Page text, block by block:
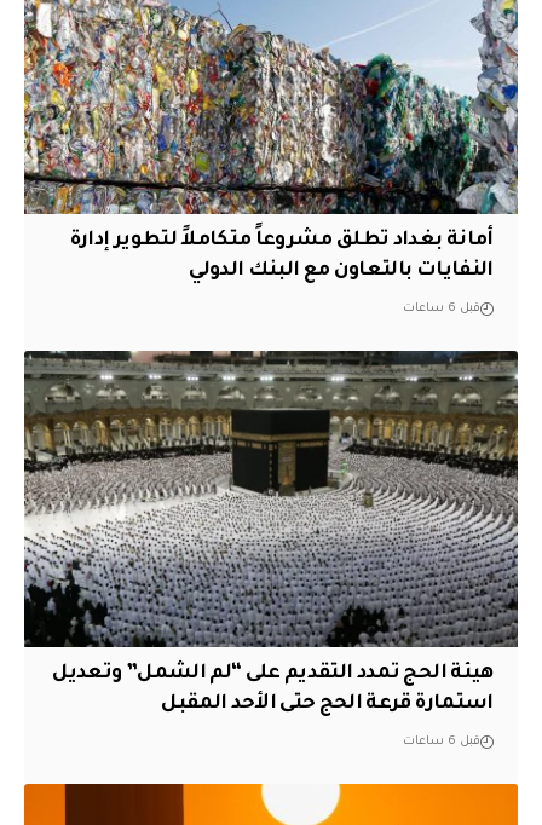
أمانة بغداد تطلق مشروعاً متكاملاً لتطوير إدارة
النفايات بالتعاون مع البنك الدولي
قبل 6 ساعات
هيئة الحج تمدد التقديم على “لم الشمل” وتعديل
استمارة قرعة الحج حتى الأحد المقبل
قبل 6 ساعات